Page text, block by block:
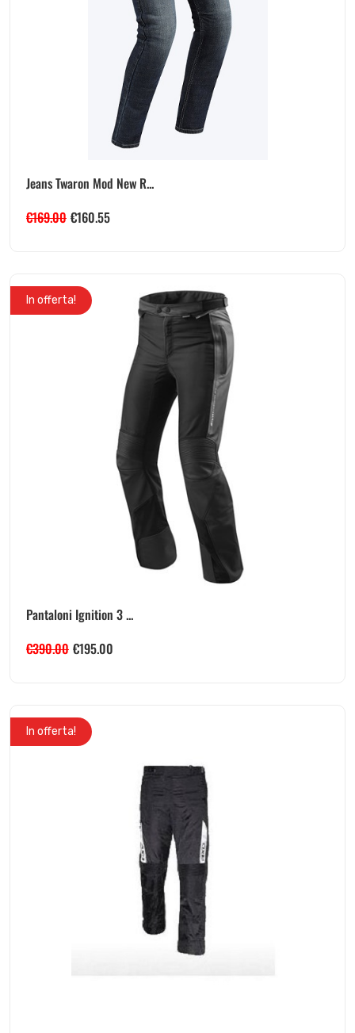
Jeans Twaron Mod New R...
€169.00 €160.55
In offerta!
Pantaloni Ignition 3 ...
€390.00 €195.00
In offerta!